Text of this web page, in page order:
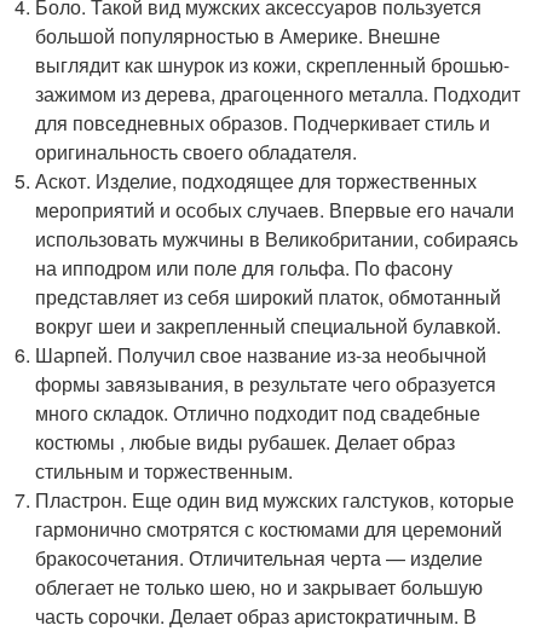
Боло. Такой вид мужских аксессуаров пользуется
большой популярностью в Америке. Внешне
выглядит как шнурок из кожи, скрепленный брошью-
зажимом из дерева, драгоценного металла. Подходит
для повседневных образов. Подчеркивает стиль и
оригинальность своего обладателя.
Аскот. Изделие, подходящее для торжественных
мероприятий и особых случаев. Впервые его начали
использовать мужчины в Великобритании, собираясь
на ипподром или поле для гольфа. По фасону
представляет из себя широкий платок, обмотанный
вокруг шеи и закрепленный специальной булавкой.
Шарпей. Получил свое название из-за необычной
формы завязывания, в результате чего образуется
много складок. Отлично подходит под свадебные
костюмы , любые виды рубашек. Делает образ
стильным и торжественным.
Пластрон. Еще один вид мужских галстуков, которые
гармонично смотрятся с костюмами для церемоний
бракосочетания. Отличительная черта — изделие
облегает не только шею, но и закрывает большую
часть сорочки. Делает образ аристократичным. В